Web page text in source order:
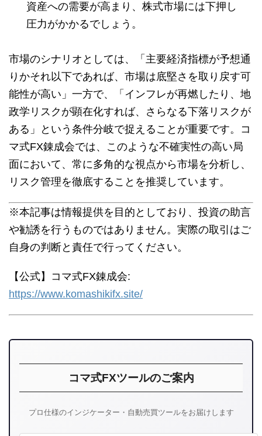
資産への需要が高まり、株式市場には下押し
圧力がかかるでしょう。
市場のシナリオとしては、「主要経済指標が予想通
りかそれ以下であれば、市場は底堅さを取り戻す可
能性が高い」一方で、「インフレが再燃したり、地
政学リスクが顕在化すれば、さらなる下落リスクが
ある」という条件分岐で捉えることが重要です。コ
マ式FX錬成会では、このような不確実性の高い局
面において、常に多角的な視点から市場を分析し、
リスク管理を徹底することを推奨しています。
※本記事は情報提供を目的としており、投資の助言
や勧誘を行うものではありません。実際の取引はご
自身の判断と責任で行ってください。
【公式】コマ式FX錬成会:
https://www.komashikifx.site/
コマ式FXツールのご案内
プロ仕様のインジケーター・自動売買ツールをお届けします